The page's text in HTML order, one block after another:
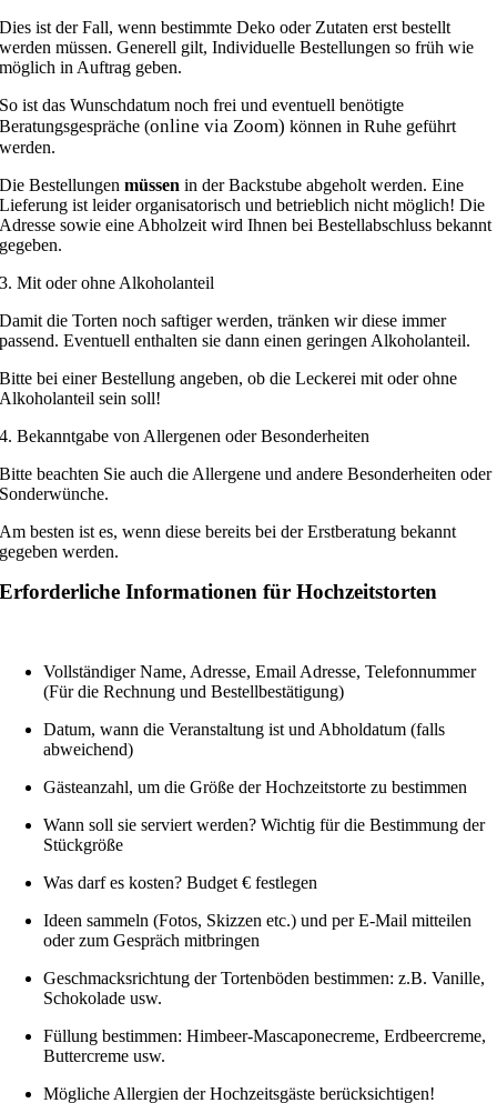
Dies ist der Fall, wenn bestimmte Deko oder Zutaten erst bestellt
werden müssen. Generell gilt, Individuelle Bestellungen so früh wie
möglich in Auftrag geben.
So ist das Wunschdatum noch frei und eventuell benötigte
Beratungsgespräche (online via Zoom) können in Ruhe geführt
werden.
Die Bestellungenmüssen in der Backstube abgeholt werden. Eine
Lieferung ist leider organisatorisch und betrieblich nicht möglich! Die
Adresse sowie eine Abholzeit wird Ihnen bei Bestellabschluss bekannt
gegeben.
3. Mit oder ohne Alkoholanteil
Damit die Torten noch saftiger werden, tränken wir diese immer
passend. Eventuell enthalten sie dann einen geringen Alkoholanteil.
Bitte bei einer Bestellung angeben, ob die Leckerei mit oder ohne
Alkoholanteil sein soll!
4. Bekanntgabe von Allergenen oder Besonderheiten
Bitte beachten Sie auch die Allergene und andere Besonderheiten oder
Sonderwünche.
Am besten ist es, wenn diese bereits bei der Erstberatung bekannt
gegeben werden.
Erforderliche Informationen für Hochzeitstorten
Vollständiger Name, Adresse, Email Adresse, Telefonnummer
(Für die Rechnung und Bestellbestätigung)
Datum, wann die Veranstaltung ist und Abholdatum (falls
abweichend)
Gästeanzahl, um die Größe der Hochzeitstorte zu bestimmen
Wann soll sie serviert werden? Wichtig für die Bestimmung der
Stückgröße
Was darf es kosten? Budget € festlegen
Ideen sammeln (Fotos, Skizzen etc.) und per E-Mail mitteilen
oder zum Gespräch mitbringen
Geschmacksrichtung der Tortenböden bestimmen: z.B. Vanille,
Schokolade usw.
Füllung bestimmen: Himbeer-Mascaponecreme, Erdbeercreme,
Buttercreme usw.
Mögliche Allergien der Hochzeitsgäste berücksichtigen!